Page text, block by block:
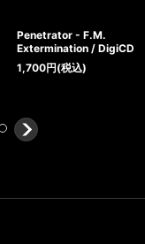
Penetrator - F.M.
Extermination / DigiCD
1,700円(税込)